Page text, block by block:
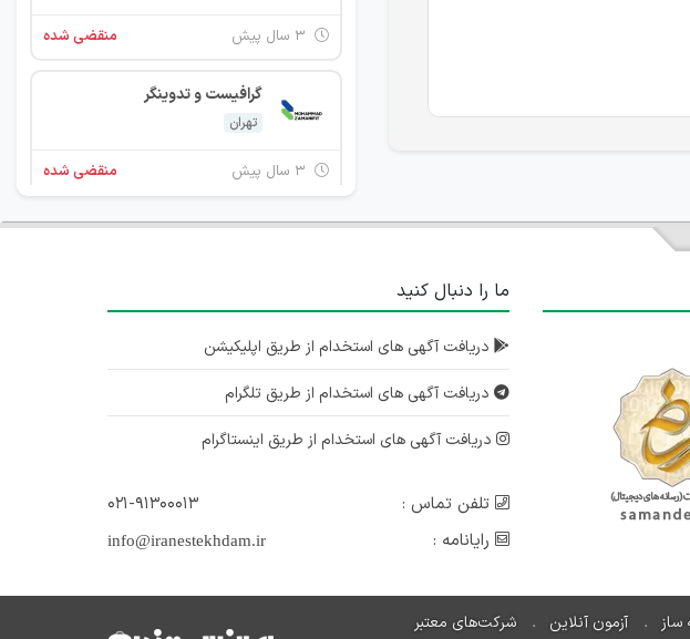
منقضی شده
گرافیست و تدوینگر
تهران
منقضی شده
کارمند مالی
۴ سال پیش منقضی شده
استخدام گرافیست و تدوینگر
تهران
۵ سال پیش
استخدام کارشناس محتوا
ما را دنبال کنید
دریافت آگهی های استخدام از طریق اپلیکیشن
دریافت آگهی های استخدام از طریق تلگرام
دریافت آگهی های استخدام از طریق اینستاگرام
تلفن تماس :
۰۲۱-۹۱۳۰۰۰۱۳
رایانامه :
info@iranestekhdam.ir
ساز آزمون آنلاین شرکت‌های معتبر